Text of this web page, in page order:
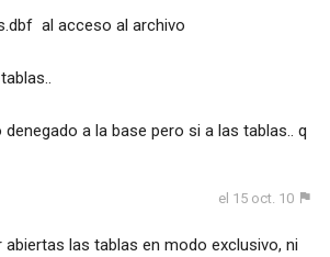
al acceso al archivo
a la base pero si a las tablas.. q
el 15 oct. 10
abiertas las tablas en modo exclusivo, ni